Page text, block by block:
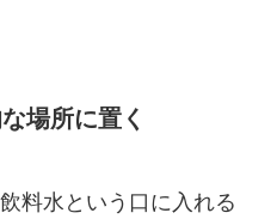
場所に置く
料水という口に入れる